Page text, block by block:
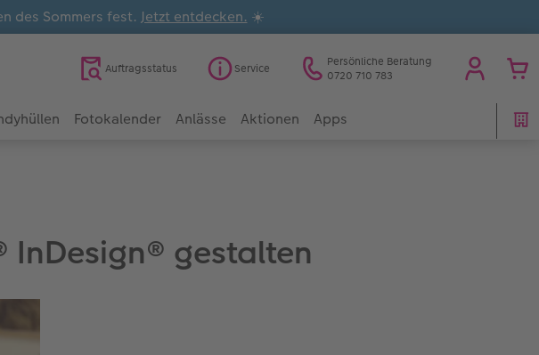
des Sommers fest. Jetzt entdecken. ☀️
Auftragsstatus Service
Persönliche Beratung
0720 710 783
Fotokalender Anlässe Aktionen Apps
InDesign® gestalten